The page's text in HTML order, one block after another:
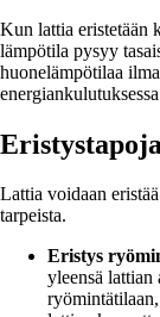
Kun lattia eristetään
lämpötila pysyy
huonelämpötilaa
Lattia voidaan
tarpeista.
Eristys
yleensä